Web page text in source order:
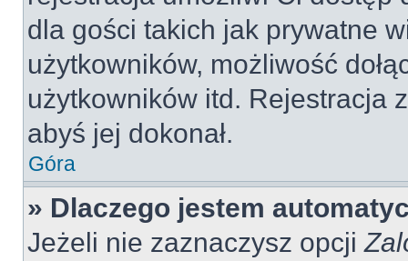
dla gości takich jak prywatne
użytkowników, możliwość
użytkowników itd. Rejestracja
abyś jej dokonał.
Góra
» Dlaczego jestem
Jeżeli nie zaznaczysz opcji